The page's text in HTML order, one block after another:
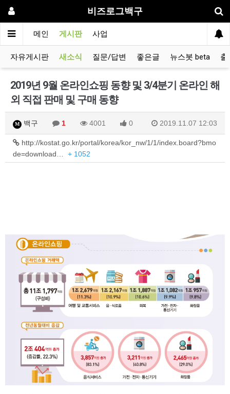
비즈로그백구
메인 게시판 사업
자유게시판 새소식 질문/답변 좋은글 뉴스봇 beta 출
2019년 9월 온라인쇼핑 동향 및 3/4분기 온라인 해
외 직접 판매 및 구매 동향
M 백구 1 4001 0 2019.11.07 12:03
http://kostat.go.kr/portal/korea/kor_nw/1/1/index.board?bmo
de=download… + 1052